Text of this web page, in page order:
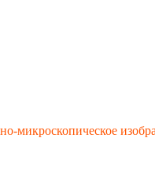
микроскопическое